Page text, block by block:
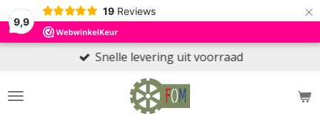
9,9
19 Reviews ×
Snelle levering uit voorraad